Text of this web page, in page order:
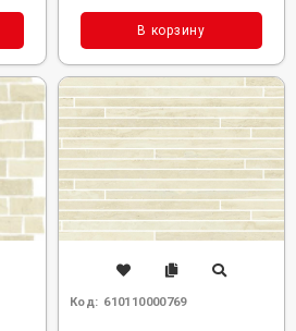
В корзину
Код: 610110000769